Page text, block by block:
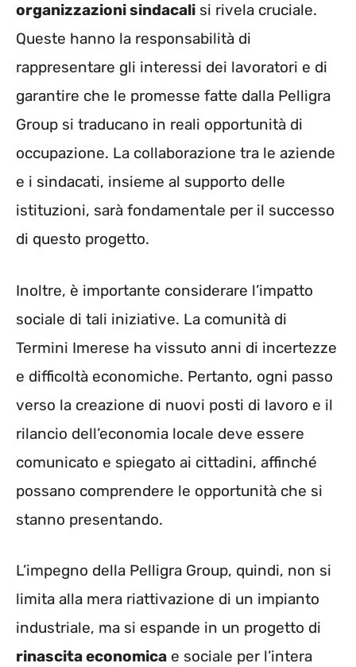
organizzazioni sindacali si rivela cruciale.
Queste hanno la responsabilità di
rappresentare gli interessi dei lavoratori e di
garantire che le promesse fatte dalla Pelligra
Group si traducano in reali opportunità di
occupazione. La collaborazione tra le aziende
e i sindacati, insieme al supporto delle
istituzioni, sarà fondamentale per il successo
di questo progetto.
Inoltre, è importante considerare l’impatto
sociale di tali iniziative. La comunità di
Termini Imerese ha vissuto anni di incertezze
e difficoltà economiche. Pertanto, ogni passo
verso la creazione di nuovi posti di lavoro e il
rilancio dell’economia locale deve essere
comunicato e spiegato ai cittadini, affinché
possano comprendere le opportunità che si
stanno presentando.
L’impegno della Pelligra Group, quindi, non si
limita alla mera riattivazione di un impianto
industriale, ma si espande in un progetto di
rinascita economica e sociale per l’intera